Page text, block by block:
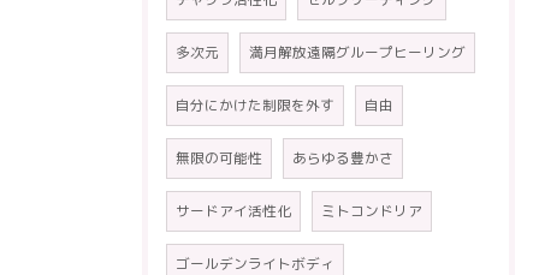
多次元 満月解放遠隔グループヒーリング
自分にかけた制限を外す 自由
無限の可能性 あらゆる豊かさ
サードアイ活性化 ミトコンドリア
ゴールデンライトボディ